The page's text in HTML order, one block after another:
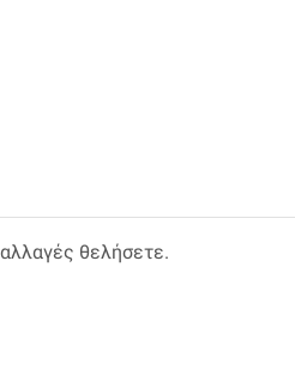
θελήσετε.